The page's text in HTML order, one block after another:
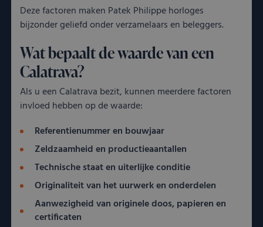
Deze factoren maken Patek Philippe horloges
bijzonder geliefd onder verzamelaars en beleggers.
Wat bepaalt de waarde van een
Calatrava?
Als u een Calatrava bezit, kunnen meerdere factoren
invloed hebben op de waarde:
Referentienummer en bouwjaar
Zeldzaamheid en productieaantallen
Technische staat en uiterlijke conditie
Originaliteit van het uurwerk en onderdelen
Aanwezigheid van originele doos, papieren en
certificaten